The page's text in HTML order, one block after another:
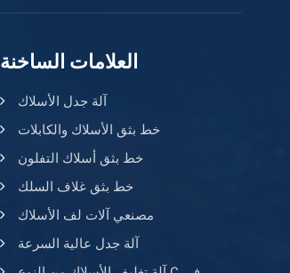
العلامات الساخنة
آلة جدل الأسلاك
خط بثق الأسلاك والكابلات
خط بثق أسلاك التفلون
خط بثق غلاف السلك
مصنعي آلات لف الأسلاك
آلة جدل عالية السرعة